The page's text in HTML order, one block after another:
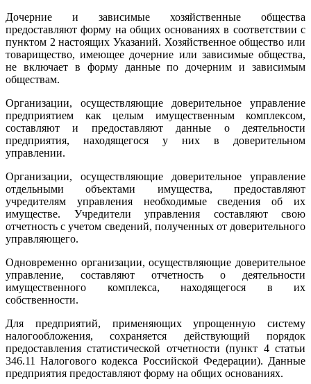
Дочерние и зависимые хозяйственные общества
предоставляют форму на общих основаниях в соответствии с
пунктом 2 настоящих Указаний. Хозяйственное общество или
товарищество, имеющее дочерние или зависимые общества,
не включает в форму данные по дочерним и зависимым
обществам.
Организации, осуществляющие доверительное управление
предприятием как целым имущественным комплексом,
составляют и предоставляют данные о деятельности
предприятия, находящегося у них в доверительном
управлении.
Организации, осуществляющие доверительное управление
отдельными объектами имущества, предоставляют
учредителям управления необходимые сведения об их
имуществе. Учредители управления составляют свою
отчетность с учетом сведений, полученных от доверительного
управляющего.
Одновременно организации, осуществляющие доверительное
управление, составляют отчетность о деятельности
имущественного комплекса, находящегося в их
собственности.
Для предприятий, применяющих упрощенную систему
налогообложения, сохраняется действующий порядок
предоставления статистической отчетности (пункт 4 статьи
346.11 Налогового кодекса Российской Федерации). Данные
предприятия предоставляют форму на общих основаниях.